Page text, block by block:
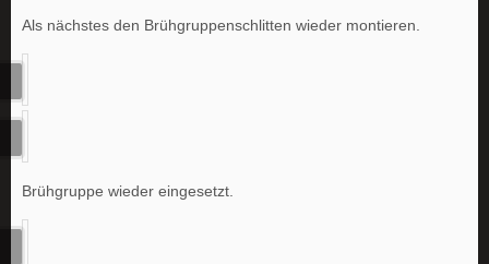
Als nächstes den Brühgruppenschlitten wieder montieren.
Brühgruppe wieder eingesetzt.